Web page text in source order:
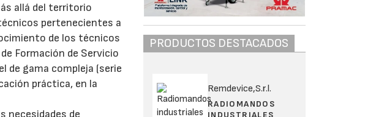
allá del territorio
pertenecientes a
de los técnicos
Formación de Servicio
de gama compleja (serie
práctica, en la
necesidades de
PRODUCTOS DESTACADOS
Remdevice,S.r.l.
RADIOMANDOS
INDUSTRIALES